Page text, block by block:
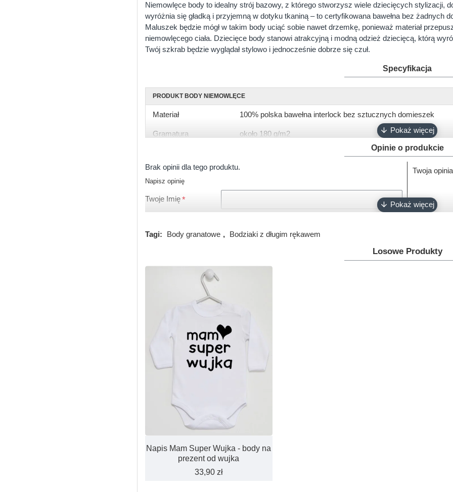
Niemowlęce body to idealny strój bazowy, z którego stworzysz wiele dziecięcych stylizacji,
wyróżnia się gładką i przyjemną w dotyku tkaniną – to certyfikowana bawełna bez
Maluszek będzie mógł w takim body uciąć sobie nawet drzemkę, ponieważ materiał
niemowlęcego ciała. Dziecięce body stanowi atrakcyjną i modną odzież dziecięcą, którą
Twój szkrab będzie wyglądał stylowo i jednocześnie dobrze się czuł.
Specyfikacja
PRODUKT BODY NIEMOWLĘCE
Materiał 100% polska bawełna interlock bez sztucznych domieszek
Gramatura około 180 g/m2
Rozmiary
biały, różowy, ciemny róż, błękitny, turkusowy, szary, granatowy,
Zapięcie napy bezniklowe
Certyfikat Oeko-Tex 100
Opinie o produkcie
Brak opinii dla tego produktu.
Napisz opinię
Twoje Imię
Twoja opinia
Tagi: Body granatowe , Bodziaki z długim rękawem
Losowe Produkty
Napis Mam Super Wujka - body na
prezent od wujka
33,90 zł